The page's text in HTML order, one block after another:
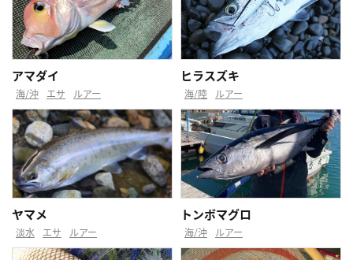
アマダイ
海/沖 エサ ルアー
ヒラスズキ
海/陸 ルアー
ヤマメ
淡水 エサ ルアー
トンボマグロ
海/沖 ルアー